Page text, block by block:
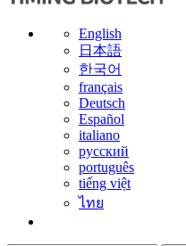
English
日本語
한국어
français
Deutsch
Español
italiano
русский
português
tiếng việt
ไทย